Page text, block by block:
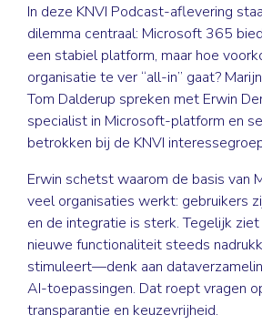
In deze KNVI Podcast-aflevering
dilemma centraal: Microsoft 365
een stabiel platform, maar hoe
organisatie te ver “all-in” gaat?
Tom Dalderup spreken met Erwin
specialist in Microsoft-platform en
betrokken bij de KNVI
Erwin schetst waarom de basis van
veel organisaties werkt: gebruikers
en de integratie is sterk. Tegelijk
nieuwe functionaliteit steeds
stimuleert—denk aan
AI-toepassingen. Dat roept vragen
transparantie en keuzevrijheid.